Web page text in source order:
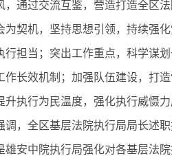
，通过交流互鉴，营造打造全区
为契机，坚持思想引领，持续强
行担当；突出工作重点，科学谋
作长效机制；加强队伍建设，打
升执行为民温度，强化执行威慑
全区基层法院执行局局长述职
雄安中院执行局强化对各基层法